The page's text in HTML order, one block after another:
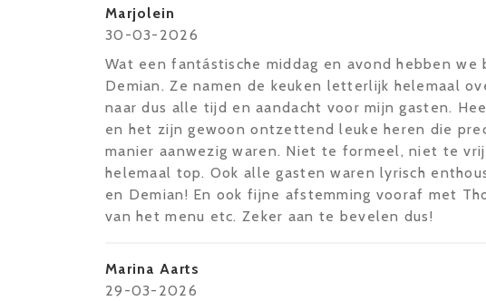
Marjolein
30-03-2026
Wat een fantástische middag en avond hebben we
Demian. Ze namen de keuken letterlijk helemaal
naar dus alle tijd en aandacht voor mijn gasten.
en het zijn gewoon ontzettend leuke heren die
manier aanwezig waren. Niet te formeel, niet te
helemaal top. Ook alle gasten waren lyrisch
en Demian! En ook fijne afstemming vooraf met
van het menu etc. Zeker aan te bevelen dus!
Marina Aarts
29-03-2026